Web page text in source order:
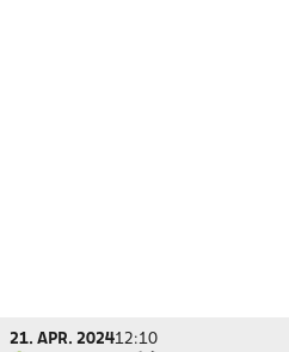
21. APR. 202412:10